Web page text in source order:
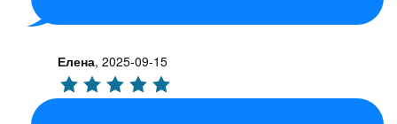
Елена, 2025-09-15